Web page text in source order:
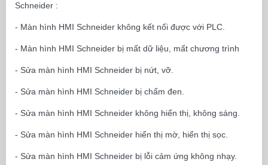
Schneider :
- Màn hình HMI Schneider không kết nối được với PLC.
- Màn hình HMI Schneider bị mất dữ liệu, mất chương trình
- Sửa màn hình HMI Schneider bị nứt, vỡ.
- Sửa màn hình HMI Schneider bị chấm đen.
- Sửa màn hình HMI Schneider không hiển thị, không sáng.
- Sửa màn hình HMI Schneider hiển thị mờ, hiển thị sọc.
- Sửa màn hình HMI Schneider bị lỗi cảm ứng không nhạy.